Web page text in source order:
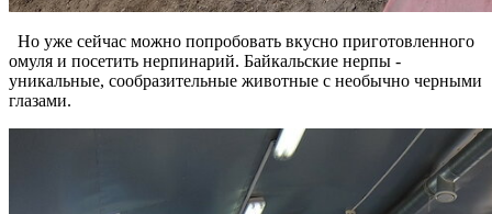
Но уже сейчас можно попробовать вкусно приготовленного
омуля и посетить нерпинарий. Байкальские нерпы -
уникальные, сообразительные животные с необычно черными
глазами.